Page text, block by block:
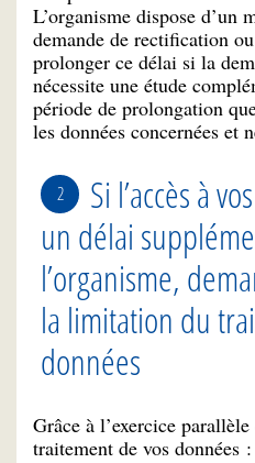
L’organisme dispose d’un
demande de rectification
prolonger ce délai si la
nécessite une étude
période de prolongation
les données concernées et
Si l’accès à
un délai
l’organisme,
la limitation du
données
Grâce à l’exercice
traitement de vos données :